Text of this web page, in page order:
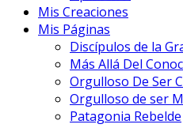
Mis Creaciones
Mis Páginas
Discípulos de la
Más Allá Del
Orgulloso De Ser
Orgulloso de ser
Patagonia Rebelde